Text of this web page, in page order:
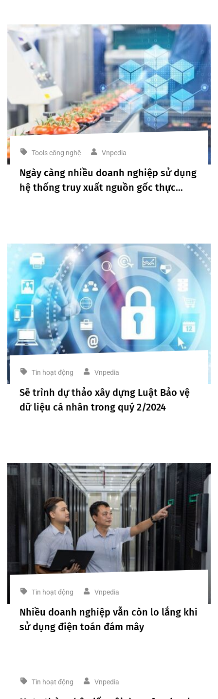
Tools công nghệ Vnpedia
Ngày càng nhiều doanh nghiệp sử dụng
hệ thống truy xuất nguồn gốc thực
Tin hoạt động Vnpedia
Sẽ trình dự thảo xây dựng Luật Bảo vệ
dữ liệu cá nhân trong quý 2/2024
Tin hoạt động Vnpedia
Nhiều doanh nghiệp vẫn còn lo lắng khi
sử dụng điện toán đám mây
Tin hoạt động Vnpedia